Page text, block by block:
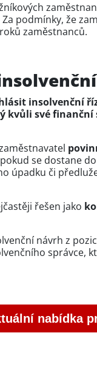
podmínky, že
zaměstnanců.
insolvenční
kvůli své finanční
se dostane
úpadku či
řešen jako
návrh z
správce,
nabídka